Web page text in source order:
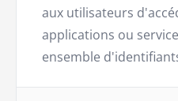
aux utilisateurs
applications ou
ensemble